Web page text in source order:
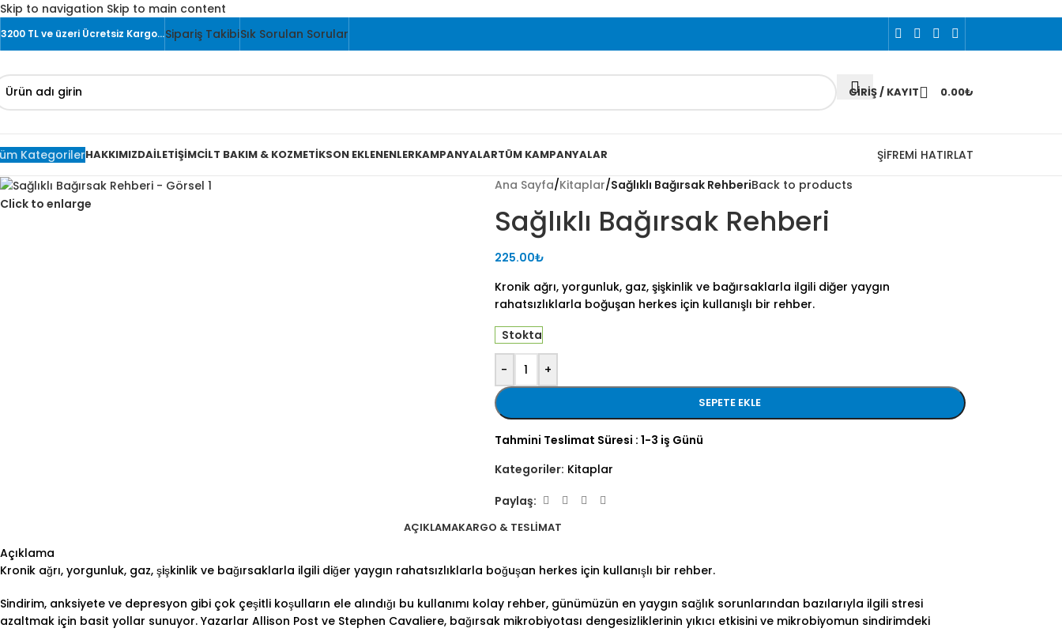
Skip to navigation Skip to main content
3200 TL ve üzeri Ücretsiz Kargo…Sipariş TakibiSık Sorulan Sorular
GIRIŞ / KAYIT 0.00₺
KategorilerHAKKIMIZDAİLETIŞIMCILT BAKIM & KOZMETIKSON EKLENENLERKAMPANYALARTÜM KAMPANYALAR ŞİFREMİ HATIRLAT
Click to enlarge
Ana Sayfa/Kitaplar/Sağlıklı Bağırsak RehberiBack to products
Sağlıklı Bağırsak Rehberi
225.00₺
Kronik ağrı, yorgunluk, gaz, şişkinlik ve bağırsaklarla ilgili diğer yaygın
rahatsızlıklarla boğuşan herkes için kullanışlı bir rehber.
Stokta
- +
SEPETE EKLE
Tahmini Teslimat Süresi : 1-3 iş Günü
Kategoriler: Kitaplar
Paylaş:
AÇIKLAMAKARGO & TESLIMAT
Açıklama
Kronik ağrı, yorgunluk, gaz, şişkinlik ve bağırsaklarla ilgili diğer yaygın rahatsızlıklarla boğuşan herkes için kullanışlı bir rehber.
Sindirim, anksiyete ve depresyon gibi çok çeşitli koşulların ele alındığı bu kullanımı kolay rehber, günümüzün en yaygın sağlık sorunlarından bazılarıyla ilgili stresi
azaltmak için basit yollar sunuyor. Yazarlar Allison Post ve Stephen Cavaliere, bağırsak mikrobiyotası dengesizliklerinin yıkıcı etkisini ve mikrobiyomun sindirimdeki